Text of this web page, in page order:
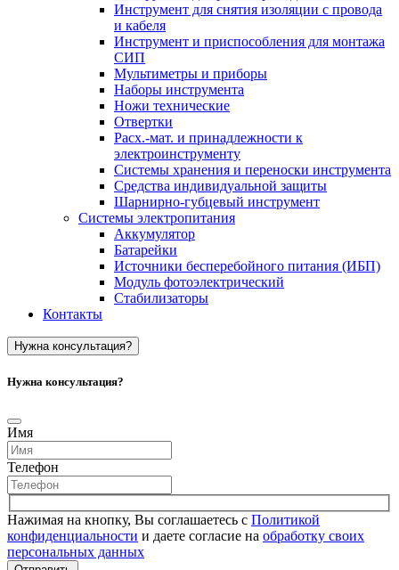
Инструмент для снятия изоляции с провода
и кабеля
Инструмент и приспособления для монтажа
СИП
Мультиметры и приборы
Наборы инструмента
Ножи технические
Отвертки
Расх.-мат. и принадлежности к
электроинструменту
Системы хранения и переноски инструмента
Средства индивидуальной защиты
Шарнирно-губцевый инструмент
Системы электропитания
Аккумулятор
Батарейки
Источники бесперебойного питания (ИБП)
Модуль фотоэлектрический
Стабилизаторы
Контакты
Нужна консультация?
Нужна консультация?
Имя
Телефон
Нажимая на кнопку, Вы соглашаетесь с Политикой
конфиденциальности и даете согласие на обработку своих
персональных данных